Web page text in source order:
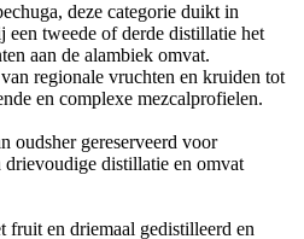
deze categorie duikt in
tweede of derde distillatie het
aan de alambiek omvat.
regionale vruchten en kruiden tot
en complexe mezcalprofielen.
oudsher gereserveerd voor
drievoudige distillatie en omvat
fruit en driemaal gedistilleerd en